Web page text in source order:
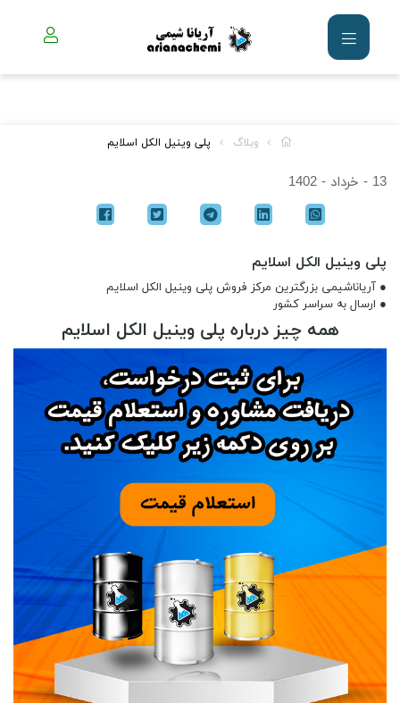
وبلاگ پلی وینیل الکل اسلایم
13 - خرداد - 1402
پلی وینیل الکل اسلایم
● آریاناشیمی بزرگترین مرکز فروش پلی وینیل الکل اسلایم
● ارسال به سراسر کشور
همه چیز درباره پلی وینیل الکل اسلایم